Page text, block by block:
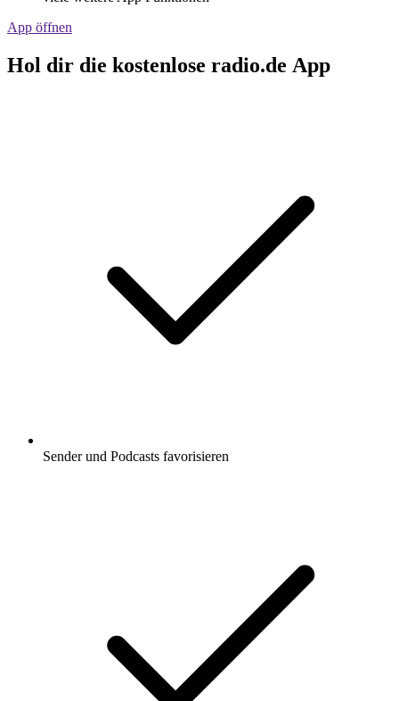
App öffnen
Hol dir die kostenlose radio.de App
Sender und Podcasts favorisieren